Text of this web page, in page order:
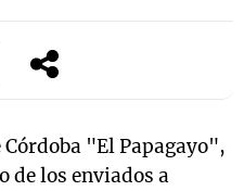
"El Papagayo",
de los enviados a